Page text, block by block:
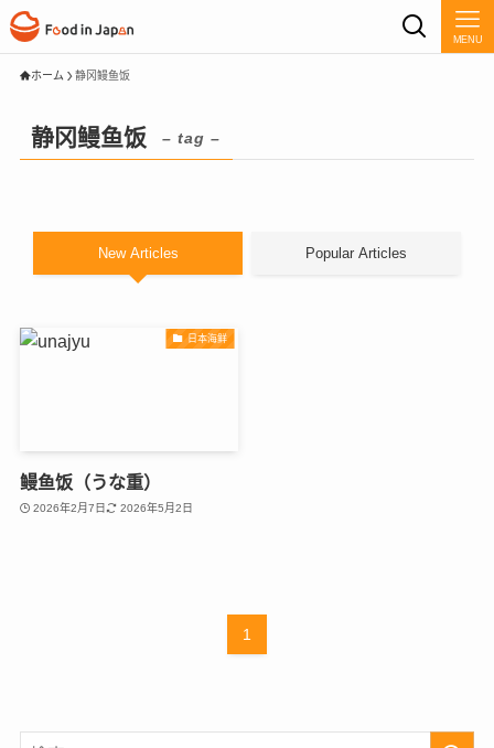
MENU
ホーム 静冈鳗鱼饭
静冈鳗鱼饭 – tag –
New Articles Popular Articles
日本海鲜
鳗鱼饭（うな重）
2026年2月7日 2026年5月2日
1